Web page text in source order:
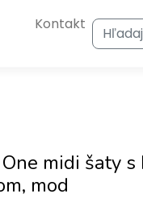
Kontakt Hľadaj
midi šaty
mod